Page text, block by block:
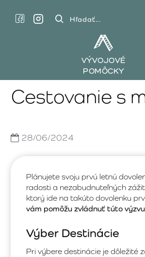
Hľadať...
VÝVOJOVÉ
POMÔCKY
Cestovanie s
28/06/2024
Plánujete svoju prvú letnú
radosti a nezabudnuteľných
ktorý ide na takúto dovolenku
vám pomôžu zvládnuť túto
Výber Destinácie
Pri výbere destinácie je dôležité